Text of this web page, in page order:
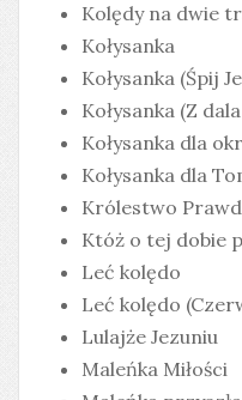
Kolędy na dwie
Kołysanka
Kołysanka (Śpij
Kołysanka (Z
Kołysanka dla
Kołysanka dla
Królestwo
Któż o tej dobie
Leć kolędo
Leć kolędo
Lulajże Jezuniu
Maleńka Miłości